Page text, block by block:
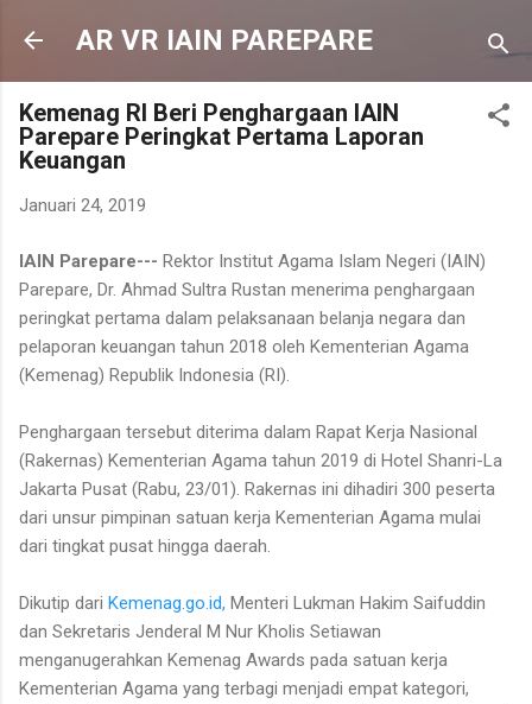
Langsung ke konten utama
AR VR IAIN PAREPARE
Kemenag RI Beri Penghargaan IAIN
Parepare Peringkat Pertama Laporan
Keuangan
Januari 24, 2019
IAIN Parepare--- Rektor Institut Agama Islam Negeri (IAIN)
Parepare, Dr. Ahmad Sultra Rustan menerima penghargaan
peringkat pertama dalam pelaksanaan belanja negara dan
pelaporan keuangan tahun 2018 oleh Kementerian Agama
(Kemenag) Republik Indonesia (RI).
Penghargaan tersebut diterima dalam Rapat Kerja Nasional
(Rakernas) Kementerian Agama tahun 2019 di Hotel Shanri-La
Jakarta Pusat (Rabu, 23/01). Rakernas ini dihadiri 300 peserta
dari unsur pimpinan satuan kerja Kementerian Agama mulai
dari tingkat pusat hingga daerah.
Dikutip dari Kemenag.go.id, Menteri Lukman Hakim Saifuddin
dan Sekretaris Jenderal M Nur Kholis Setiawan
menganugerahkan Kemenag Awards pada satuan kerja
Kementerian Agama yang terbagi menjadi empat kategori,